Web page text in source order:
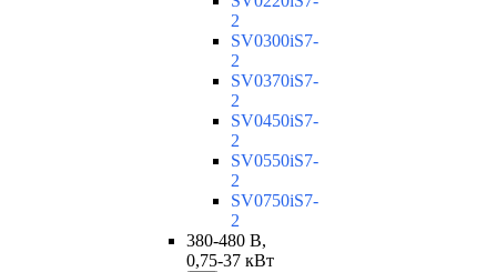
2
SV0300iS7-
2
SV0370iS7-
2
SV0450iS7-
2
SV0550iS7-
2
SV0750iS7-
2
380-480 В,
0,75-37 кВт